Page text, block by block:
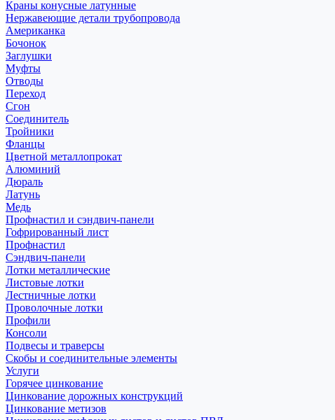
Краны конусные латунные
Нержавеющие детали трубопровода
Американка
Бочонок
Заглушки
Муфты
Отводы
Переход
Сгон
Соединитель
Тройники
Фланцы
Цветной металлопрокат
Алюминий
Дюраль
Латунь
Медь
Профнастил и сэндвич-панели
Гофрированный лист
Профнастил
Сэндвич-панели
Лотки металлические
Листовые лотки
Лестничные лотки
Проволочные лотки
Профили
Консоли
Подвесы и траверсы
Скобы и соединительные элементы
Услуги
Горячее цинкование
Цинкование дорожных конструкций
Цинкование метизов